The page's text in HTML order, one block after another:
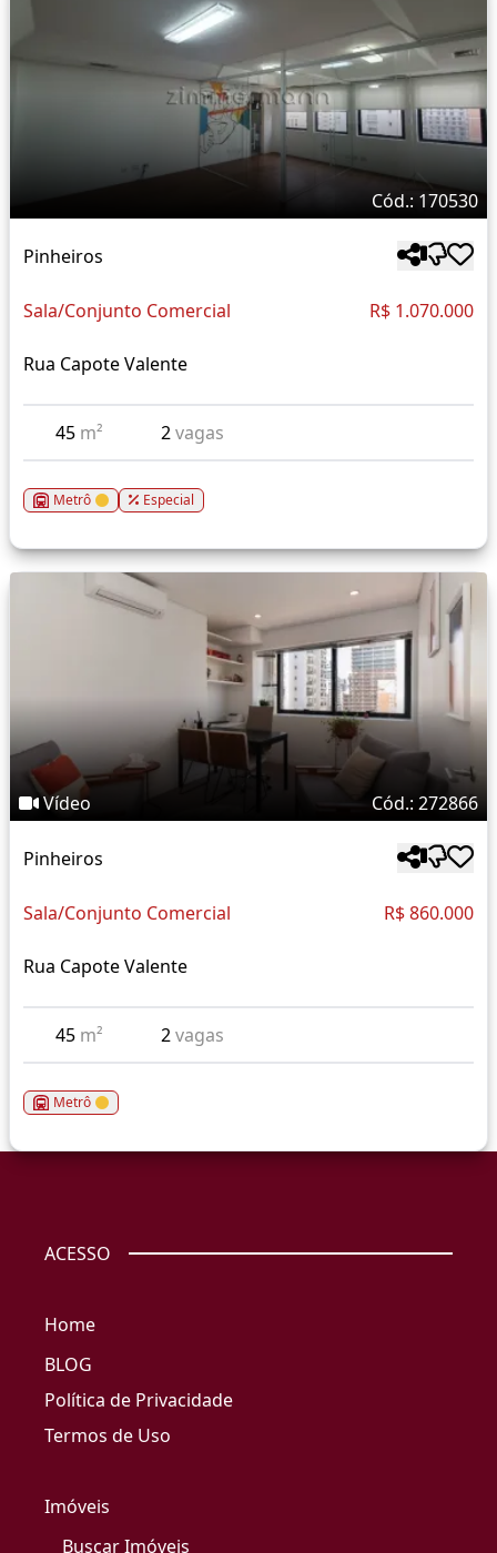
Cód.: 170530
Pinheiros
Sala/Conjunto Comercial R$ 1.070.000
Rua Capote Valente
45 m² 2vagas
Metrô Especial
Vídeo Cód.: 272866
Pinheiros
Sala/Conjunto Comercial R$ 860.000
Rua Capote Valente
45 m² 2vagas
Metrô
ACESSO
Home
BLOG
Política de Privacidade
Termos de Uso
Imóveis
Buscar Imóveis